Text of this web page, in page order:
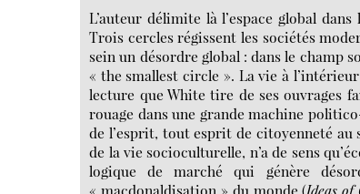
L’auteur délimite là l’espace global
Trois cercles régissent les sociétés
sein un désordre global : dans le champ
« the smallest circle ». La vie à
lecture que White tire de ses ouvrages
rouage dans une grande machine
de l’esprit, tout esprit de citoyenneté
de la vie socioculturelle, n’a de sens
logique de marché qui génère
« macdonaldisation » du monde (Ideas of